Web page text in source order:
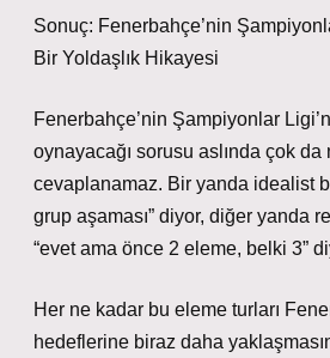
Sonuç: Fenerbahçe’nin
Bir Yoldaşlık Hikayesi
Fenerbahçe’nin Şampiyonlar
oynayacağı sorusu aslında çok
cevaplanamaz. Bir yanda idealist
grup aşaması” diyor, diğer yanda
“evet ama önce 2 eleme, belki 3”
Her ne kadar bu eleme turları
hedeflerine biraz daha